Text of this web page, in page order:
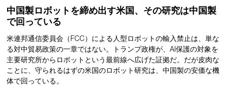
中国製ロボットを締め出す米国、その研究は中国製
で回っている
米連邦通信委員会（FCC）による人型ロボットの輸入禁止は、単な
る対中貿易政策の一章ではない。トランプ政権が、AI保護の対象を
主要研究所からロボットという最前線へ広げた証拠だ。だが皮肉な
ことに、守られるはずの米国のロボット研究は、中国製の安価な機
体で回っている。